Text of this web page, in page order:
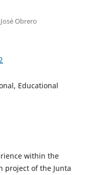
Obrero
Educational
within the
project of the Junta